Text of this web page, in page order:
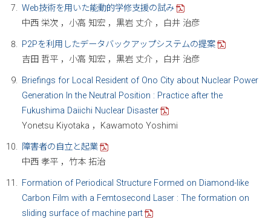
Web技術を用いた能動的学修支援の試み
中西 栄次 ，小高 知宏 ，黒岩 丈介 ，白井 治彦
P2Pを利用したデータバックアップシステムの提案
吉田 哲平 ，小高 知宏 ，黒岩 丈介 ，白井 治彦
Briefings for Local Resident of Ono City about Nuclear Power
Generation In the Neutral Position : Practice after the
Fukushima Daiichi Nuclear Disaster
Yonetsu Kiyotaka ，Kawamoto Yoshimi
障害者の自立と起業
中西 孝平 ，竹本 拓治
Formation of Periodical Structure Formed on Diamond-like
Carbon Film with a Femtosecond Laser : The formation on
sliding surface of machine part